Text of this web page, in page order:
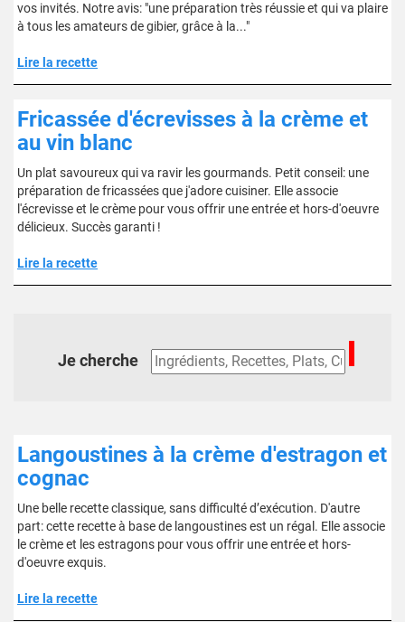
vos invités. Notre avis: "une préparation très réussie et qui va plaire
à tous les amateurs de gibier, grâce à la..."
Lire la recette
Fricassée d'écrevisses à la crème et
au vin blanc
Un plat savoureux qui va ravir les gourmands. Petit conseil: une
préparation de fricassées que j'adore cuisiner. Elle associe
l'écrevisse et le crème pour vous offrir une entrée et hors-d'oeuvre
délicieux. Succès garanti !
Lire la recette
Je cherche
Langoustines à la crème d'estragon et
cognac
Une belle recette classique, sans difficulté d’exécution. D'autre
part: cette recette à base de langoustines est un régal. Elle associe
le crème et les estragons pour vous offrir une entrée et hors-
d'oeuvre exquis.
Lire la recette